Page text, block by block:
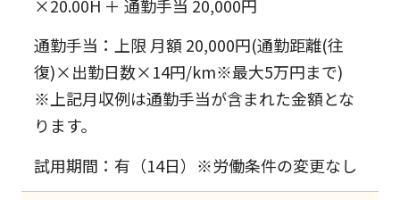
×20.00H ＋ 通勤手当 20,000円
通勤手当：上限 月額 20,000円(通勤距離(往
復)×出勤日数×14円/km※最大5万円まで)
※上記月収例は通勤手当が含まれた金額とな
ります。
試用期間：有（14日）※労働条件の変更なし